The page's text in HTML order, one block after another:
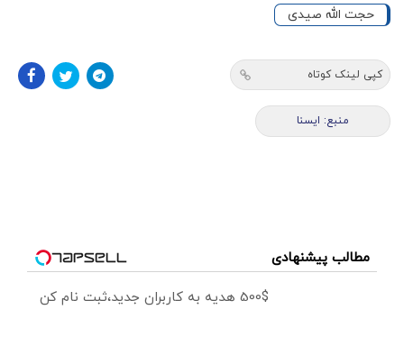
حجت الله صیدی
کپی لینک کوتاه
منبع: ايسنا
مطالب پیشنهادی
500$ هدیه به کاربران جدید،ثبت نام کن